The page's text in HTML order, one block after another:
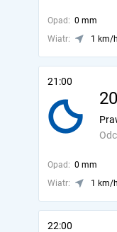
Opad: 0 mm
Wiatr:
1 km/h
21:00
Opad: 0 mm
Wiatr:
1 km/h
22:00